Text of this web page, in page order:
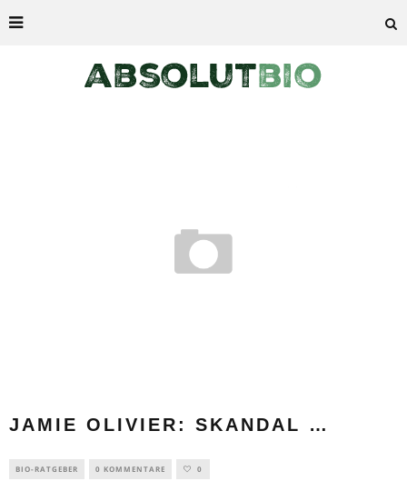
JAMIE OLIVIER: SKANDAL …
BIO-RATGEBER 0 KOMMENTARE 0